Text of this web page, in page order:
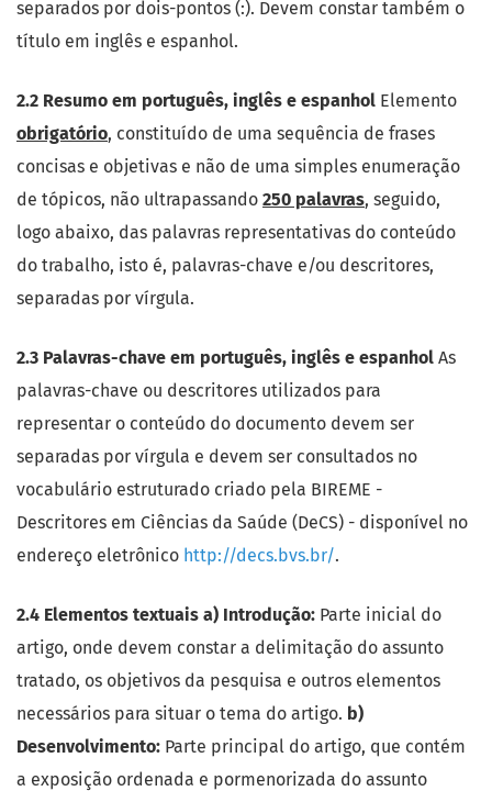
separados por dois-pontos (:). Devem constar também o
título em inglês e espanhol.
2.2 Resumo em português, inglês e espanhol Elemento
obrigatório, constituído de uma sequência de frases
concisas e objetivas e não de uma simples enumeração
de tópicos, não ultrapassando 250 palavras, seguido,
logo abaixo, das palavras representativas do conteúdo
do trabalho, isto é, palavras-chave e/ou descritores,
separadas por vírgula.
2.3 Palavras-chave em português, inglês e espanhol As
palavras-chave ou descritores utilizados para
representar o conteúdo do documento devem ser
separadas por vírgula e devem ser consultados no
vocabulário estruturado criado pela BIREME -
Descritores em Ciências da Saúde (DeCS) - disponível no
endereço eletrônico http://decs.bvs.br/.
2.4 Elementos textuais a) Introdução: Parte inicial do
artigo, onde devem constar a delimitação do assunto
tratado, os objetivos da pesquisa e outros elementos
necessários para situar o tema do artigo. b)
Desenvolvimento: Parte principal do artigo, que contém
a exposição ordenada e pormenorizada do assunto